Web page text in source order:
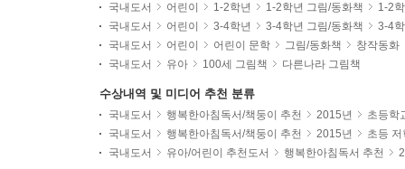
국내도서 어린이 1-2학년 1-2학년 그림/동화책
1-2
국내도서
어린이 3-4학년 3-4학년 그림/동화책
3-4
국내도서
어린이 어린이 문학 그림/동화책
창작동화
국내도서
유아 100세 그림책 다른나라 그림책
수상내역 및 미디어 추천 분류
국내도서 행복한아침독서/책둥이 추천 2015년
초등학
국내도서
행복한아침독서/책둥이 추천 2015년
초등
국내도서
유아/어린이 추천도서 행복한아침독서 추천